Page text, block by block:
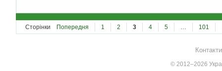
Сторінки Попередня 1 2 3 4 5 101
© 2012–2026